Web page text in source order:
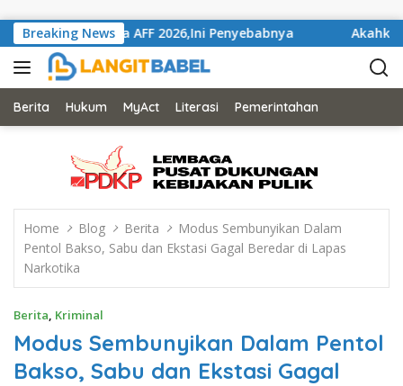
Breaking News
Piala AFF 2026,Ini Penyebabnya Akahkan
Berita Hukum MyAct Literasi Pemerintahan
Home Blog Berita
Modus Sembunyikan Dalam
Pentol Bakso, Sabu dan Ekstasi Gagal Beredar di Lapas
Narkotika
Berita, Kriminal
Modus Sembunyikan Dalam Pentol
Bakso, Sabu dan Ekstasi Gagal